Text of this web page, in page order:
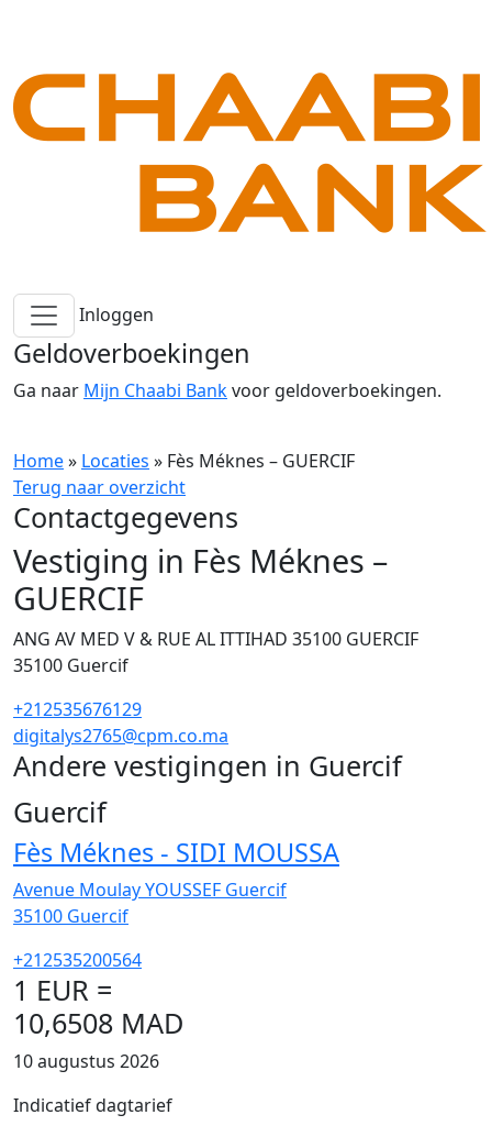
Inloggen
Geldoverboekingen
Ga naar Mijn Chaabi Bankvoor geldoverboekingen.
Home» Locaties » Fès Méknes – GUERCIF
Terug naar overzicht
Contactgegevens
Vestiging in Fès Méknes –
GUERCIF
ANG AV MED V & RUE AL ITTIHAD 35100 GUERCIF
35100 Guercif
+212535676129
digitalys2765@cpm.co.ma
Andere vestigingen in Guercif
Guercif
Fès Méknes - SIDI MOUSSA
Avenue Moulay YOUSSEF Guercif
35100 Guercif
+212535200564
1 EUR =
10,6508 MAD
10 augustus 2026
Indicatief dagtarief